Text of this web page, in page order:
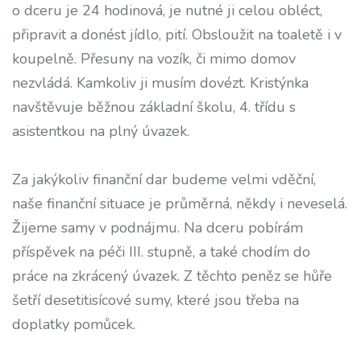
o dceru je 24 hodinová, je nutné ji celou obléct,
připravit a donést jídlo, pití. Obsloužit na toaletě i v
koupelně. Přesuny na vozík, či mimo domov
nezvládá. Kamkoliv ji musím dovézt. Kristýnka
navštěvuje běžnou základní školu, 4. třídu s
asistentkou na plný úvazek.
Za jakýkoliv finanční dar budeme velmi vděční,
naše finanční situace je průměrná, někdy i neveselá.
Žijeme samy v podnájmu. Na dceru pobírám
příspěvek na péči III. stupně, a také chodím do
práce na zkrácený úvazek. Z těchto peněz se hůře
šetří desetitisícové sumy, které jsou třeba na
doplatky pomůcek.